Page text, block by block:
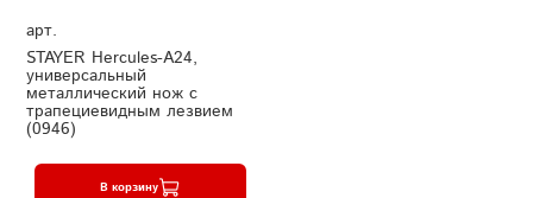
арт.
STAYER Hercules-А24,
универсальный
металлический нож с
трапециевидным лезвием
(0946)
В корзину